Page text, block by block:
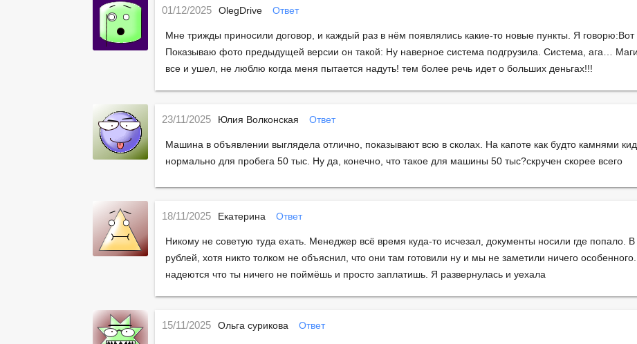
OlegDrive
01/12/2025 Ответ
Мне трижды приносили договор, и каждый раз в нём появлялись какие-то новые пункты. Я
Показываю фото предыдущей версии он такой: Ну наверное система подгрузила. Система, ага…
все и ушел, не люблю когда меня пытается надуть! тем более речь идет о больших деньгах!!!
Юлия Волконская
23/11/2025 Ответ
Машина в объявлении выглядела отлично, показывают всю в сколах. На капоте как будто камнями
нормально для пробега 50 тыс. Ну да, конечно, что такое для машины 50 тыс?скручен скорее всего
Екатерина
18/11/2025 Ответ
Никому не советую туда ехать. Менеджер всё время куда-то исчезал, документы носили где попало. В
рублей, хотя никто толком не объяснил, что они там готовили ну и мы не заметили ничего
надеются что ты ничего не поймёшь и просто заплатишь. Я развернулась и уехала
Ольга сурикова
15/11/2025 Ответ